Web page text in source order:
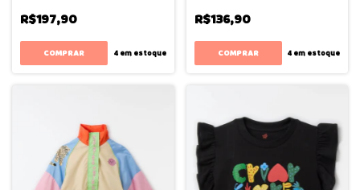
R$197,90
COMPRAR 4em estoque
R$136,90
COMPRAR 4 em estoque